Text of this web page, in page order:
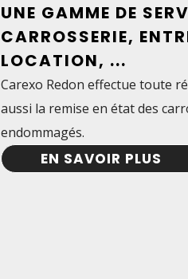
UNE GAMME DE
CARROSSERIE,
LOCATION, ...
Carexo Redon effectue toute
aussi la remise en état des
endommagés.
EN SAVOIR PLUS